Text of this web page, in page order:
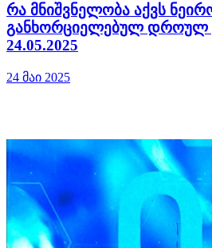
რა მნიშვნელობა აქვს
განხორციელებულ დროულ
24.05.2025
24 მაი 2025